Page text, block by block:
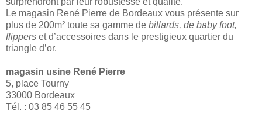
Le magasin René Pierre de Bordeaux vous présente sur
plus de 200m² toute sa gamme de billards, de baby foot,
flippers et d’accessoires dans le prestigieux quartier du
triangle d’or.
magasin usine René Pierre
5, place Tourny
33000 Bordeaux
Tél. : 03 85 46 55 45